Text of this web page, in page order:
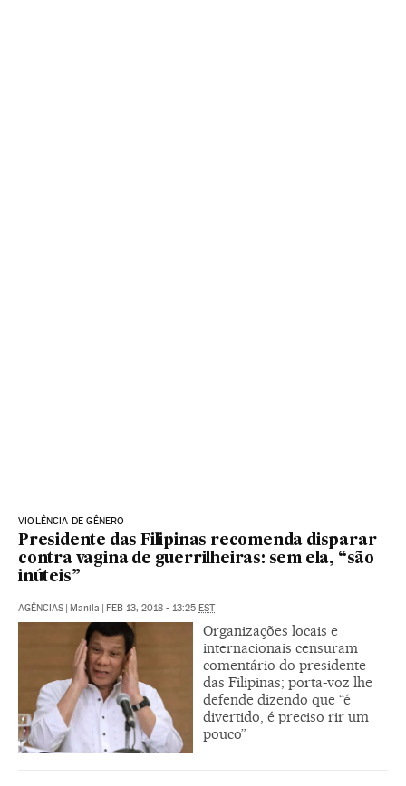
VIOLÊNCIA DE GÊNERO
Presidente das Filipinas recomenda disparar
contra vagina de guerrilheiras: sem ela, “são
inúteis”
AGÊNCIAS | Manila | FEB 13, 2018 - 13:25 EST
Organizações locais e
internacionais censuram
comentário do presidente
das Filipinas; porta-voz lhe
defende dizendo que “é
divertido, é preciso rir um
pouco”